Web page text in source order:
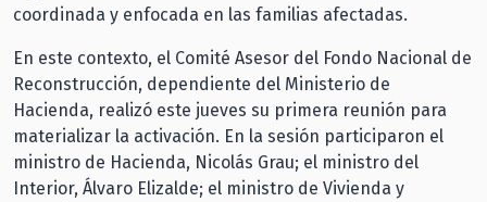
coordinada y enfocada en las familias afectadas.
En este contexto, el Comité Asesor del Fondo Nacional de
Reconstrucción, dependiente del Ministerio de
Hacienda, realizó este jueves su primera reunión para
materializar la activación. En la sesión participaron el
ministro de Hacienda, Nicolás Grau; el ministro del
Interior, Álvaro Elizalde; el ministro de Vivienda y